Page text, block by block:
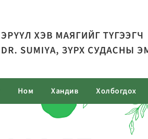
ЭРҮҮЛ ХЭВ МАЯГИЙГ ТҮГЭЭГЧ
DR. SUMIYA, ЗҮРХ СУДАСНЫ
Ном Хандив Холбогдох